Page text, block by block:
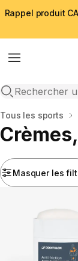
Rappel produit
Menu
Open search
Accueil
Tous les sports
Masquer les